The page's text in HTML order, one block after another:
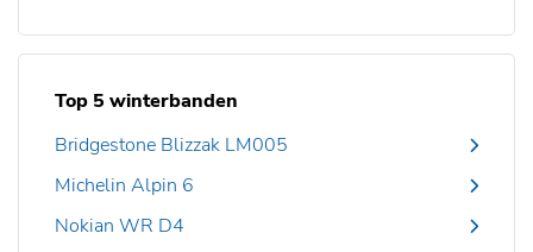
Top 5 winterbanden
Bridgestone Blizzak LM005
Michelin Alpin 6
Nokian WR D4